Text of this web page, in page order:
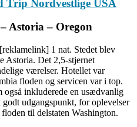
Astoria – Oregon
[reklamelink] 1 nat. Stedet blev
Astoria. Det 2,5-stjernet
værelser. Hotellet var
floden og servicen var i top.
inkluderede en usædvanlig
udgangspunkt, for oplevelser
til delstaten Washington.